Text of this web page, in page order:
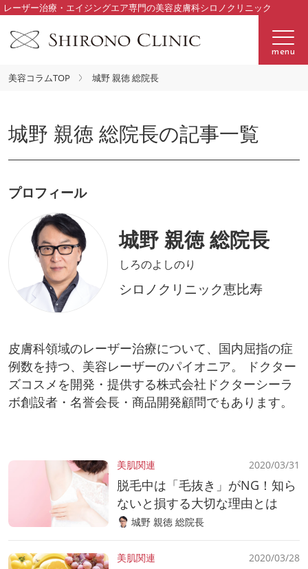
レーザー治療・エイジングエア専門の美容皮膚科シロノクリニック
menu
美容コラムTOP 城野 親徳 総院長
城野 親徳 総院長の記事一覧
プロフィール
城野 親徳 総院長
しろのよしのり
シロノクリニック恵比寿
皮膚科領域のレーザー治療について、国内屈指の症
例数を持つ、美容レーザーのパイオニア。 ドクター
ズコスメを開発・提供する株式会社ドクターシーラ
ボ創設者・名誉会長・商品開発顧問でもあります。
美肌関連 2020/03/31
脱毛中は「毛抜き」がNG！知ら
ないと損する大切な理由とは
城野 親徳 総院長
美肌関連 2020/03/28